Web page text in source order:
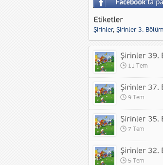
Şirinler, Şirinler 3. Bölüm
11 Tem
9 Tem
7 Tem
5 Tem